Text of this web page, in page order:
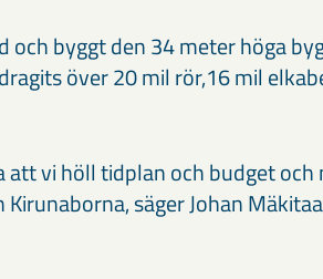
och byggt den 34 meter höga
över 20 mil rör,16 mil
att vi höll tidplan och budget
säger Johan